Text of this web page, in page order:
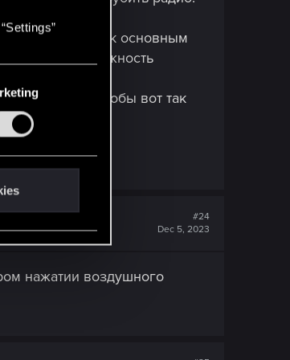
прям к основным
возможность
работа.
слабовато, чтобы вот так
#24
Dec 5, 2023
нажатии воздушного